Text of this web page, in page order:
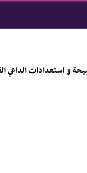
المجتمعية في الصبيحة و